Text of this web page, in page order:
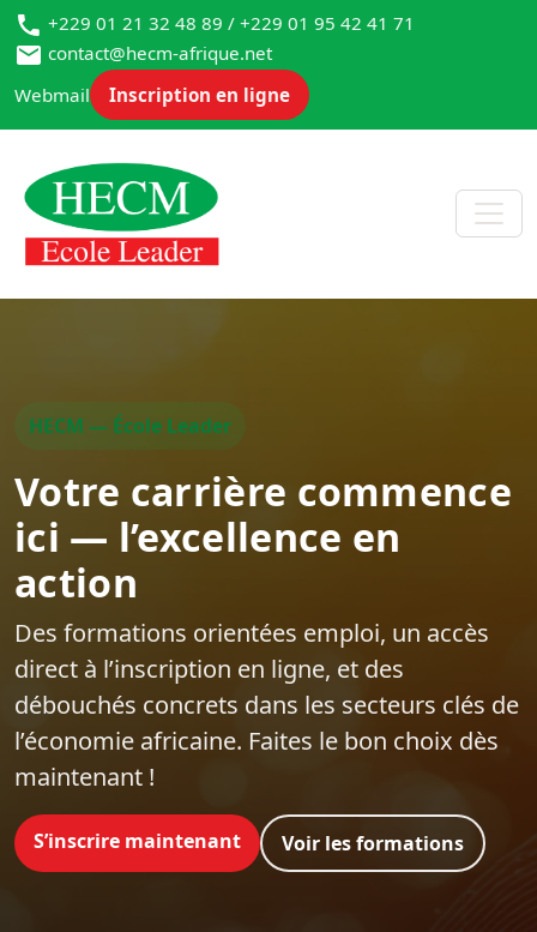
+229 01 21 32 48 89 / +229 01 95 42 41 71
contact@hecm-afrique.net
Webmail
Inscription en ligne
HECM — École Leader
Votre carrière commence
ici — l’excellence en
action
Des formations orientées emploi‍, un accès
direct à l’inscription en ligne, et des
débouchés concrets dans les secteurs clés de
l’économie africaine. Faites le bon choix dès
maintenant !
S’inscrire maintenant Voir les formations